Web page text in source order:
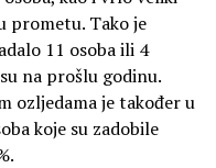
prometu. Tako je
11 osoba ili 4
na prošlu godinu.
ozljedama je također u
koje su zadobile